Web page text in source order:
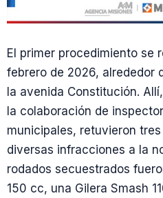
El primer procedimiento se
febrero de 2026, alrededor
la avenida Constitución.
la colaboración de
municipales, retuvieron
diversas infracciones a la
rodados secuestrados
150 cc, una Gilera Smash